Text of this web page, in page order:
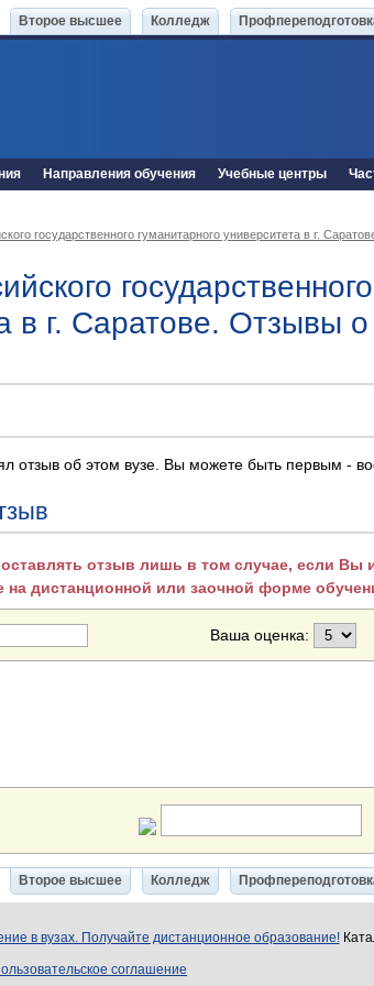
Второе высшее Колледж
Направления обучения Учебные центры
государственного гуманитарного университета в г.
в г. Саратове. Отзывы
отзыв об этом вузе. Вы можете быть первым -
отзыв лишь в том случае, если
на дистанционной или заочной форме
Ваша оценка:
Второе высшее Колледж
в вузах. Получайте дистанционное образование!
соглашение